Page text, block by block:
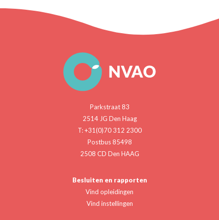
Parkstraat 83
2514 JG Den Haag
T: +31(0)70 312 2300
Postbus 85498
2508 CD Den HAAG
Besluiten en rapporten
Vind opleidingen
Vind instellingen